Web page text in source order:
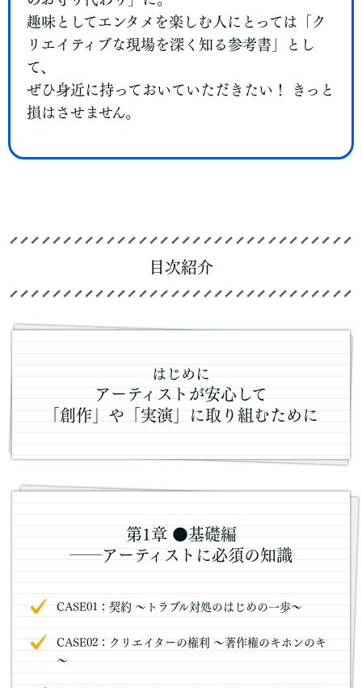
趣味としてエンタメを楽しむ人にとっては「ク
リエイティブな現場を深く知る参考書」とし
て、
ぜひ身近に持っておいていただきたい！ きっと
損はさせません。
目次紹介
はじめに
アーティストが安心して
「創作」や「実演」に取り組むために
第1章 ●基礎編
――アーティストに必須の知識
CASE01：契約 ～トラブル対処のはじめの一歩～
CASE02：クリエイターの権利 ～著作権のキホンのキ
～